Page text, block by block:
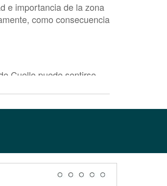
e importancia de la zona
como consecuencia
Cuello puede sentirse